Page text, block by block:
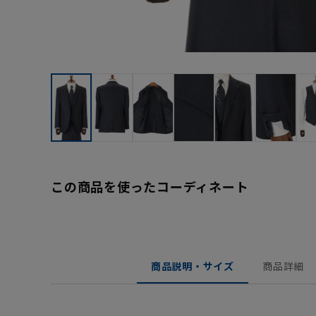
この商品を使ったコーディネート
商品説明・サイズ 商品詳細